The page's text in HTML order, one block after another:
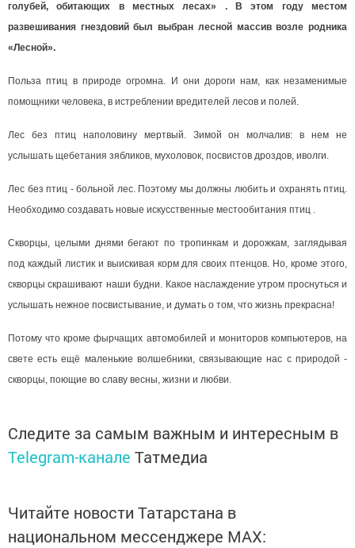
голубей, обитающих в местных лесах» . В этом году местом
развешивания гнездовий был выбран лесной массив возле родника
«Лесной».
Польза птиц в природе огромна. И они дороги нам, как незаменимые
помощники человека, в истреблении вредителей лесов и полей.
Лес без птиц наполовину мертвый. Зимой он молчалив: в нем не
услышать щебетания зябликов, мухоловок, посвистов дроздов, иволги.
Лес без птиц - больной лес. Поэтому мы должны любить и охранять птиц.
Необходимо создавать новые искусственные местообитания птиц .
Скворцы, целыми днями бегают по тропинкам и дорожкам, заглядывая
под каждый листик и выискивая корм для своих птенцов. Но, кроме этого,
скворцы скрашивают наши будни. Какое наслаждение утром проснуться и
услышать нежное посвистывание, и думать о том, что жизнь прекрасна!
Потому что кроме фырчащих автомобилей и мониторов компьютеров, на
свете есть ещё маленькие волшебники, связывающие нас с природой -
скворцы, поющие во славу весны, жизни и любви.
Следите за самым важным и интересным в
Telegram-канале Татмедиа
Читайте новости Татарстана в
национальном мессенджере MАХ: